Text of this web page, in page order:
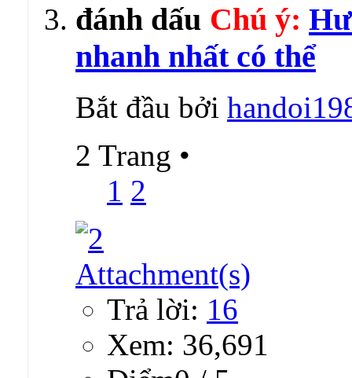
Chú ý:
nhanh nhất có thể
Bắt đầu bởi
2 Trang •
1 2
Trả lời: 16
Xem: 36,691